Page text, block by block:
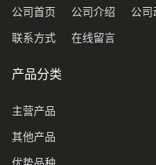
公司首页 公司介绍 公司
联系方式 在线留言
产品分类
主营产品
其他产品